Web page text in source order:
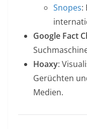
Snopes:
Google Fact
Hoaxy:
Gerüchten
Medien.